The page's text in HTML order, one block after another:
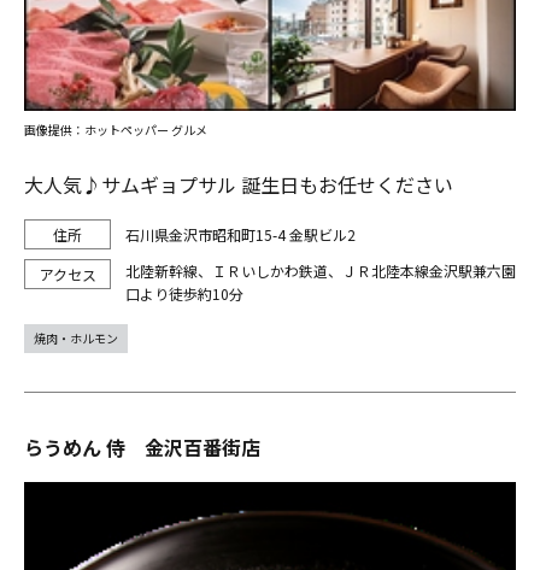
大人気♪サムギョプサル 誕生日もお任せください
石川県金沢市昭和町15-4 金駅ビル2
北陸新幹線、ＩＲいしかわ鉄道、ＪＲ北陸本線金沢駅兼六園
口より徒歩約10分
画像提供：ホットペッパー グルメ
焼肉・ホルモン
らうめん 侍 金沢百番街店